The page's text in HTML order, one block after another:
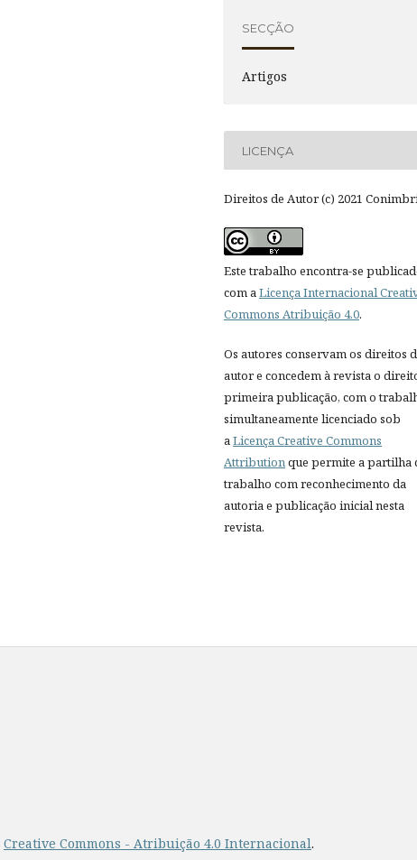
SECÇÃO
Artigos
LICENÇA
Direitos de Autor (c) 2021
Este trabalho encontra-se
com aLicença Internacional
Commons Atribuição 4.0.
Os autores conservam os direitos
autor e concedem à revista o
primeira publicação, com o
simultaneamente licenciado sob
aLicença Creative Commons
Attributionque permite a partilha
trabalho com reconhecimento da
autoria e publicação inicial nesta
revista.
Creative Commons - Atribuição 4.0 Internacional.